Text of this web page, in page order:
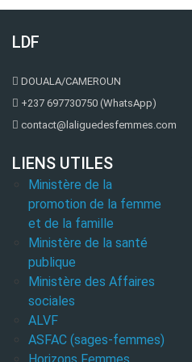
LDF
DOUALA/CAMEROUN
+237 697730750 (WhatsApp)
contact@laliguedesfemmes.com
LIENS UTILES
Ministère de la
promotion de la femme
et de la famille
Ministère de la santé
publique
Ministère des Affaires
sociales
ALVF
ASFAC (sages-femmes)
Horizons Femmes